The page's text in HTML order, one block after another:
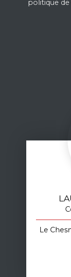
politique
Le